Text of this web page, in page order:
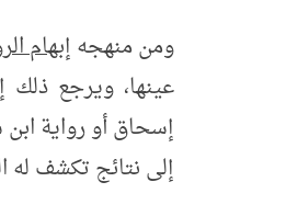
ومن منهجهإبهام
عينها، ويرجع ذلك
إسحاق أو رواية
إلى نتائج تكشف له